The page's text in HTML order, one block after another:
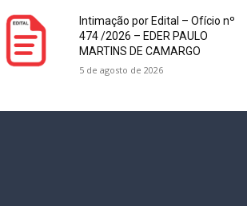
Intimação por Edital – Ofício nº
474 /2026 – EDER PAULO
MARTINS DE CAMARGO
5 de agosto de 2026